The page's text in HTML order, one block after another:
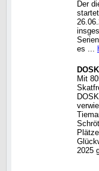
Der
es ...
Mit
2025